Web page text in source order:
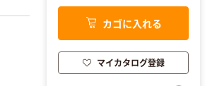
カゴに入れる
マイカタログ登録